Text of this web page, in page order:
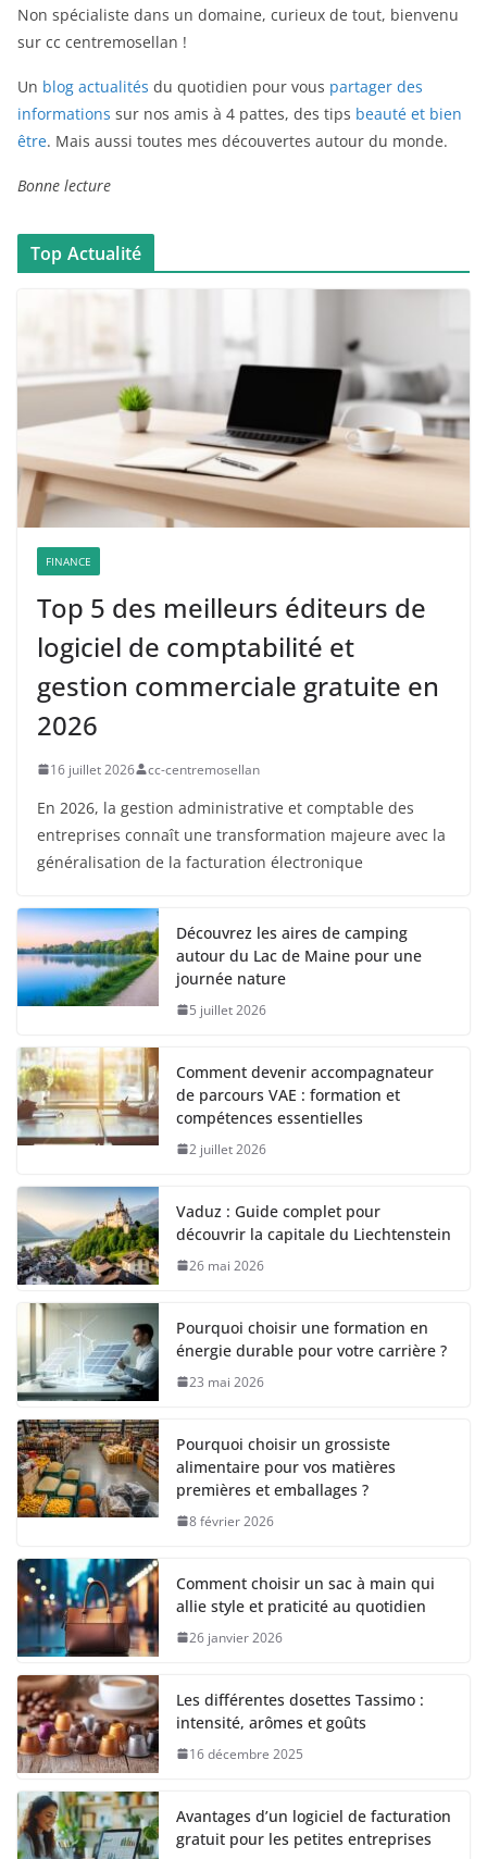
Non spécialiste dans un domaine, curieux de tout, bienvenu
sur cc centremosellan !
Un blog actualités du quotidien pour vous partager des
informations sur nos amis à 4 pattes, des tips beauté et bien
être. Mais aussi toutes mes découvertes autour du monde.
Bonne lecture
Top Actualité
FINANCE
Top 5 des meilleurs éditeurs de
logiciel de comptabilité et
gestion commerciale gratuite en
2026
16 juillet 2026 cc-centremosellan
En 2026, la gestion administrative et comptable des
entreprises connaît une transformation majeure avec la
généralisation de la facturation électronique
Découvrez les aires de camping
autour du Lac de Maine pour une
journée nature
5 juillet 2026
Comment devenir accompagnateur
de parcours VAE : formation et
compétences essentielles
2 juillet 2026
Vaduz : Guide complet pour
découvrir la capitale du Liechtenstein
26 mai 2026
Pourquoi choisir une formation en
énergie durable pour votre carrière ?
23 mai 2026
Pourquoi choisir un grossiste
alimentaire pour vos matières
premières et emballages ?
8 février 2026
Comment choisir un sac à main qui
allie style et praticité au quotidien
26 janvier 2026
Les différentes dosettes Tassimo :
intensité, arômes et goûts
16 décembre 2025
Avantages d’un logiciel de facturation
gratuit pour les petites entreprises